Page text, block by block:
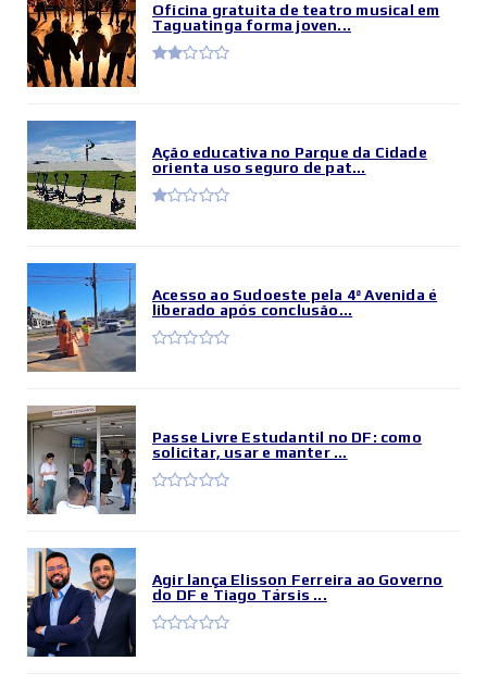
Oficina gratuita de teatro musical em
Taguatinga forma joven...
Ação educativa no Parque da Cidade
orienta uso seguro de pat...
Acesso ao Sudoeste pela 4ª Avenida é
liberado após conclusão...
Passe Livre Estudantil no DF: como
solicitar, usar e manter ...
Agir lança Elisson Ferreira ao Governo
do DF e Tiago Társis ...